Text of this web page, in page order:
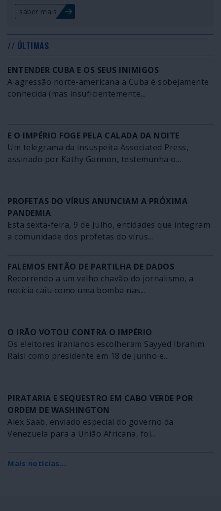
saber mais
// ÚLTIMAS
ENTENDER CUBA E OS SEUS INIMIGOS
A agressão norte-americana a Cuba é sobejamente
conhecida (mas insuficientemente...
E O IMPÉRIO FOGE PELA CALADA DA NOITE
Um telegrama da insuspeita Associated Press,
assinado por Kathy Gannon, testemunha o...
PROFETAS DO VÍRUS ANUNCIAM A PRÓXIMA
PANDEMIA
Esta sexta-feira, 9 de Julho, entidades que integram
a comunidade dos profetas do vírus...
FALEMOS ENTÃO DE PARTILHA DE DADOS
Recorrendo a um velho chavão do jornalismo, a
notícia caiu como uma bomba nas...
O IRÃO VOTOU CONTRA O IMPÉRIO
Os eleitores iranianos escolheram Sayyed Ibrahim
Raisi como presidente em 18 de Junho e...
PIRATARIA E SEQUESTRO EM CABO VERDE POR
ORDEM DE WASHINGTON
Alex Saab, enviado especial do governo da
Venezuela para a União Africana, foi...
Mais notícias...